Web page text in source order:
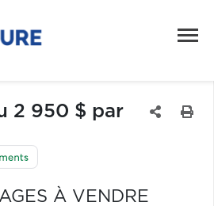
2 950 $ par
À VENDRE